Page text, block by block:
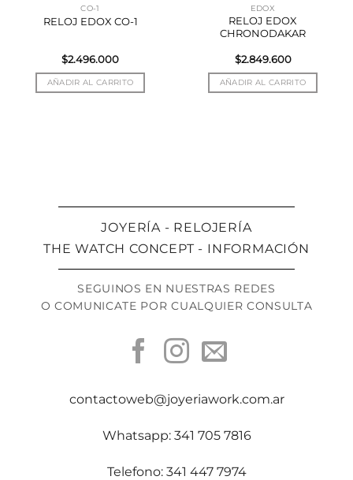
CO-1
RELOJ EDOX CO-1
$2.496.000
AÑADIR AL CARRITO
EDOX
RELOJ EDOX
CHRONODAKAR
$2.849.600
AÑADIR AL CARRITO
JOYERÍA - RELOJERÍA
THE WATCH CONCEPT - INFORMACIÓN
SEGUINOS EN NUESTRAS REDES
O COMUNICATE POR CUALQUIER CONSULTA
contactoweb@joyeriawork.com.ar
Whatsapp: 341 705 7816
Telefono: 341 447 7974